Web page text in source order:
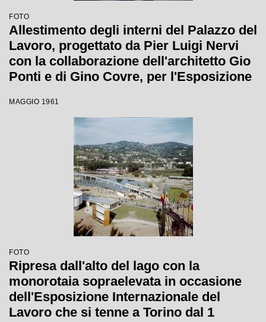
FOTO
Allestimento degli interni del Palazzo del
Lavoro, progettato da Pier Luigi Nervi
con la collaborazione dell'architetto Gio
Ponti e di Gino Covre, per l'Esposizione
MAGGIO 1961
FOTO
Ripresa dall'alto del lago con la
monorotaia sopraelevata in occasione
dell'Esposizione Internazionale del
Lavoro che si tenne a Torino dal 1